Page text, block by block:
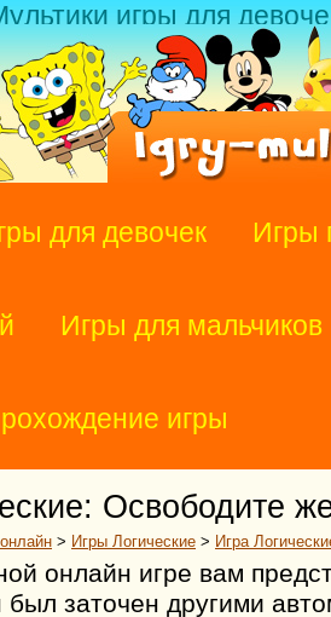
игры для
для девочек Игры
Игры для мальчиков
игры
Освободите
> Игры Логические > Игра
онлайн игре вам
заточен другими